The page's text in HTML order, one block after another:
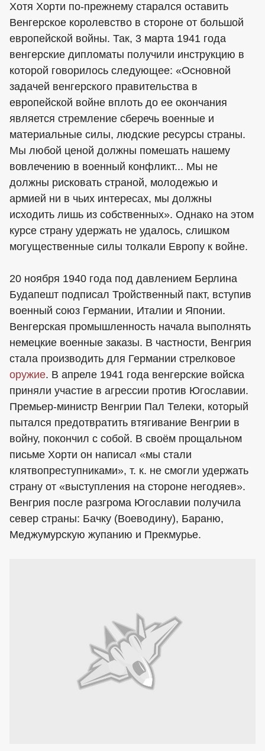
Хотя Хорти по-прежнему старался оставить
Венгерское королевство в стороне от большой
европейской войны. Так, 3 марта 1941 года
венгерские дипломаты получили инструкцию в
которой говорилось следующее: «Основной
задачей венгерского правительства в
европейской войне вплоть до ее окончания
является стремление сберечь военные и
материальные силы, людские ресурсы страны.
Мы любой ценой должны помешать нашему
вовлечению в военный конфликт... Мы не
должны рисковать страной, молодежью и
армией ни в чьих интересах, мы должны
исходить лишь из собственных». Однако на этом
курсе страну удержать не удалось, слишком
могущественные силы толкали Европу к войне.
20 ноября 1940 года под давлением Берлина
Будапешт подписал Тройственный пакт, вступив
военный союз Германии, Италии и Японии.
Венгерская промышленность начала выполнять
немецкие военные заказы. В частности, Венгрия
стала производить для Германии стрелковое
оружие. В апреле 1941 года венгерские войска
приняли участие в агрессии против Югославии.
Премьер-министр Венгрии Пал Телеки, который
пытался предотвратить втягивание Венгрии в
войну, покончил с собой. В своём прощальном
письме Хорти он написал «мы стали
клятвопреступниками», т. к. не смогли удержать
страну от «выступления на стороне негодяев».
Венгрия после разгрома Югославии получила
север страны: Бачку (Воеводину), Бараню,
Меджумурскую жупанию и Прекмурье.